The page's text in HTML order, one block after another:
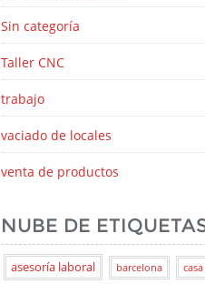
Sin categoría
Taller CNC
trabajo
vaciado de locales
venta de productos
NUBE DE
asesoría laboral barcelona casa